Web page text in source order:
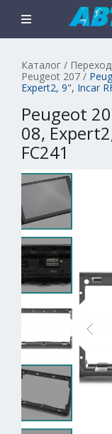
Каталог /
Peugeot 207 /
Expert2, 9", Incar
Peugeot
08,
FC241